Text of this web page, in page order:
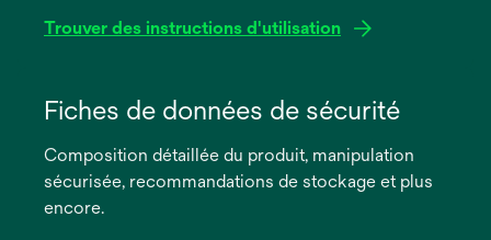
Trouver des instructions d'utilisation
dans
nouvel
onglet
Fiches de données de sécurité
Composition détaillée du produit, manipulation
sécurisée, recommandations de stockage et plus
encore.